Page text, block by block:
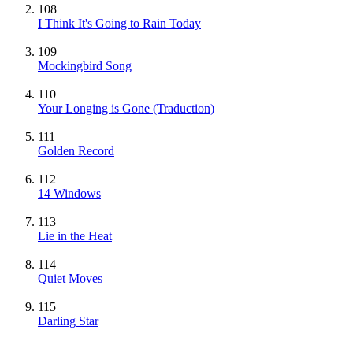
108
I Think It's Going to Rain Today
109
Mockingbird Song
110
Your Longing is Gone (Traduction)
111
Golden Record
112
14 Windows
113
Lie in the Heat
114
Quiet Moves
115
Darling Star